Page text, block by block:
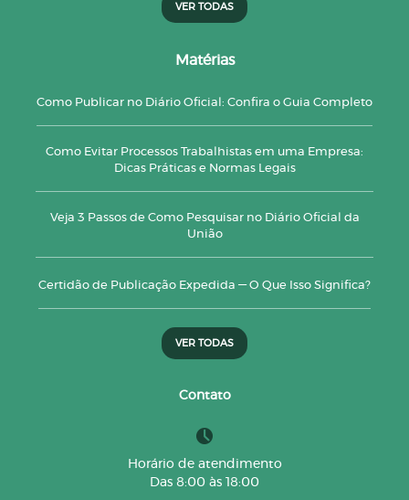
VER TODAS
Matérias
Como Publicar no Diário Oficial: Confira o Guia Completo
Como Evitar Processos Trabalhistas em uma Empresa:
Dicas Práticas e Normas Legais
Veja 3 Passos de Como Pesquisar no Diário Oficial da
União
Certidão de Publicação Expedida — O Que Isso Significa?
VER TODAS
Contato
Horário de atendimento
Das 8:00 às 18:00